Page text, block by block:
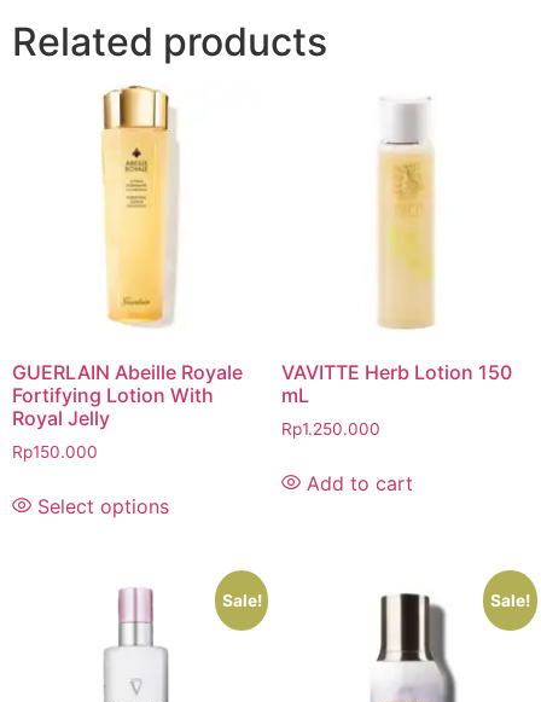
Related products
GUERLAIN Abeille Royale
Fortifying Lotion With
Royal Jelly
Rp150.000
Select options
VAVITTE Herb Lotion 150
mL
Rp1.250.000
Add to cart
Sale! Sale!